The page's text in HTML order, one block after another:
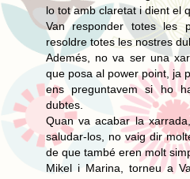
lo tot amb claretat i dient el
Van responder totes les
resoldre totes les nostres
Ademés, no va ser una
que posa al power point, ja
ens preguntavem si ho
dubtes.
Quan va acabar la
saludar-los, no vaig dir
de que també eren molt
Mikel i Marina, torneu a